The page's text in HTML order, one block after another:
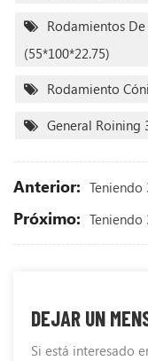
Rodamientos
(55*100*22.75)
Rodamiento
General Roining
Anterior: Teniendo
Próximo: Teniendo
DEJAR UN
Si está interesado